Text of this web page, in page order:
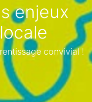
enjeux
convivial !